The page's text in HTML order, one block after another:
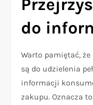
do
Warto pamiętać,
są do udzielenia
informacji
zakupu. Oznacza